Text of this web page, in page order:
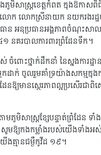
មិសាស្ត្រខេត្តកំពត ក្នុងឱកា
ោក លោកស្រីនាយក នយករងរដ្
នុប្រធានអង្គភាពចំណុះសាលា
នគរបាលការពារព្រំដែនទឹក។
នាក់ដឹកនាំ នៃស្នងការដ្ឋានន
ក់ ចូលរួមគាំទ្រយ៉ាងសកម្មក្នុង
ឱ្យមានស្ថេរភាពល្អប្រសើរជ
ភូមិសាស្ត្រខ្សែបន្ទាត់ព្រំដែន
ឱ្យកងកម្លាំងរបស់យើងទាំងអស់
ងគ្មានជម្ងឺកូវីដ ១៩។